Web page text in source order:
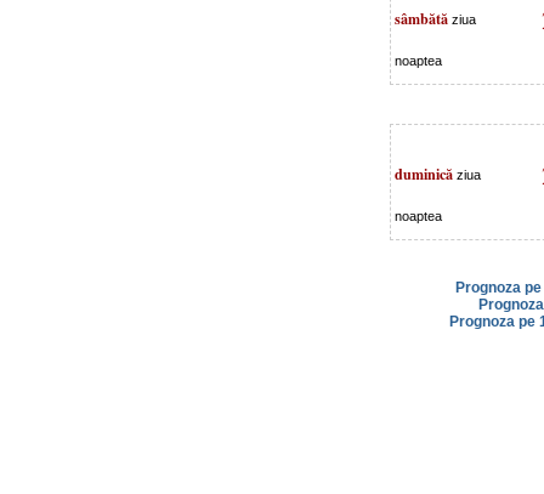
sâmbătă ziua
noaptea
duminică ziua
noaptea
Prognoza
Prognoza pe